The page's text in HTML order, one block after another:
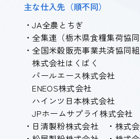
主な仕入先 （順不同）
・JA全農とちぎ
・全集連（栃木県食糧集荷協同
・全国米穀販売事業共済協同
株式会社はくばく
パールエース株式会社
ENEOS株式会社
ハインツ日本株式会社
JPホームサプライ株式会社
・日清製粉株式会社 ・株式